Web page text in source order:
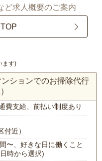
ど求人概要のご案内
ます)
ションでのお掃除代行
費支給、前払い制度あり
付近）
〜、好きな日に働くこと
時から選択)